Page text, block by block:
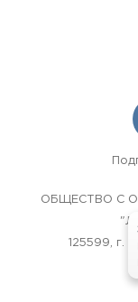
ОБЩЕСТВО С
125599, г.